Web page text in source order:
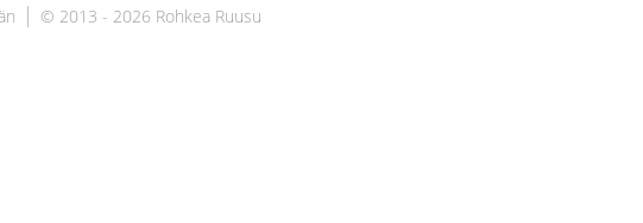
© 2013 - 2026 Rohkea Ruusu